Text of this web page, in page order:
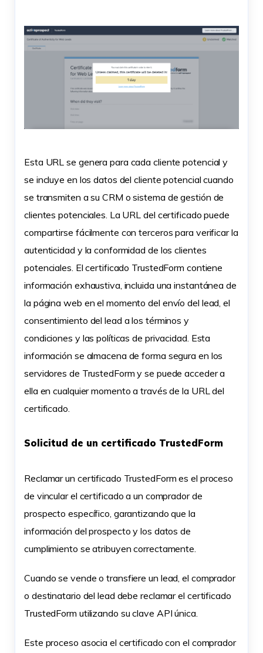
Esta URL se genera para cada cliente potencial y
se incluye en los datos del cliente potencial cuando
se transmiten a su CRM o sistema de gestión de
clientes potenciales. La URL del certificado puede
compartirse fácilmente con terceros para verificar la
autenticidad y la conformidad de los clientes
potenciales. El certificado TrustedForm contiene
información exhaustiva, incluida una instantánea de
la página web en el momento del envío del lead, el
consentimiento del lead a los términos y
condiciones y las políticas de privacidad. Esta
información se almacena de forma segura en los
servidores de TrustedForm y se puede acceder a
ella en cualquier momento a través de la URL del
certificado.
Solicitud de un certificado TrustedForm
Reclamar un certificado TrustedForm es el proceso
de vincular el certificado a un comprador de
prospecto específico, garantizando que la
información del prospecto y los datos de
cumplimiento se atribuyen correctamente.
Cuando se vende o transfiere un lead, el comprador
o destinatario del lead debe reclamar el certificado
TrustedForm utilizando su clave API única.
Este proceso asocia el certificado con el comprador